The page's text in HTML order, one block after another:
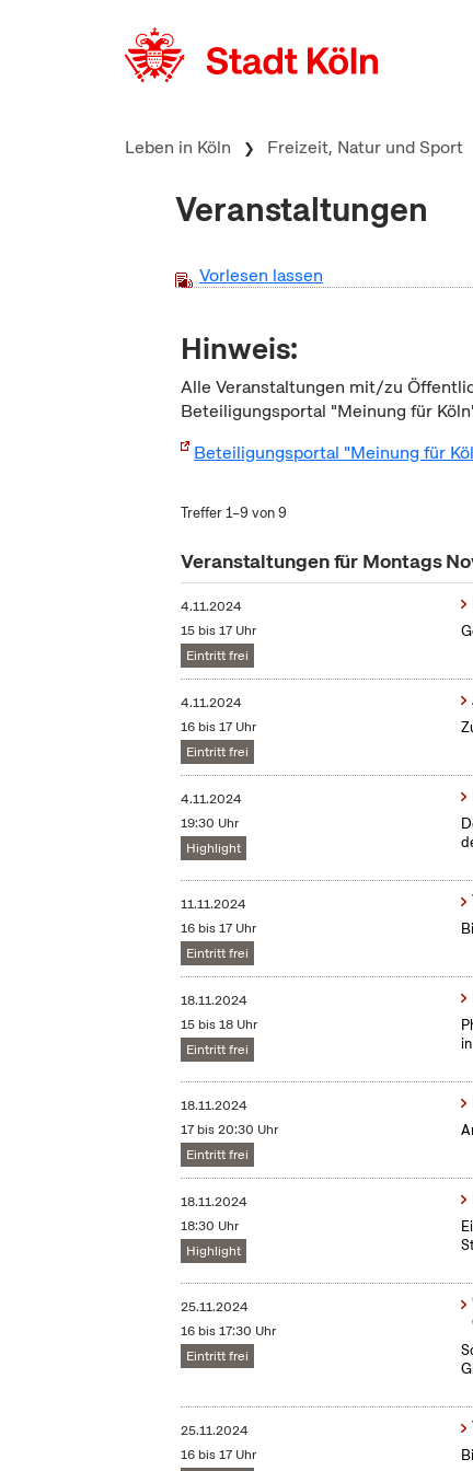
Leben in Köln Freizeit, Natur und Sport
Veranstaltungen
Vorlesen lassen
Hinweis:
Alle Veranstaltungen mit/zu
Beteiligungsportal "Meinung für
Beteiligungsportal "Meinung für
Treffer 1–9 von 9
Veranstaltungen für Montags
4.11.2024
15 bis 17 Uhr
Eintritt frei
4.11.2024
16 bis 17 Uhr
Eintritt frei
4.11.2024
19:30 Uhr
Highlight
11.11.2024
16 bis 17 Uhr
Eintritt frei
18.11.2024
15 bis 18 Uhr
Eintritt frei
18.11.2024
17 bis 20:30 Uhr
Eintritt frei
18.11.2024
18:30 Uhr
Highlight
25.11.2024
16 bis 17:30 Uhr
Eintritt frei
25.11.2024
16 bis 17 Uhr